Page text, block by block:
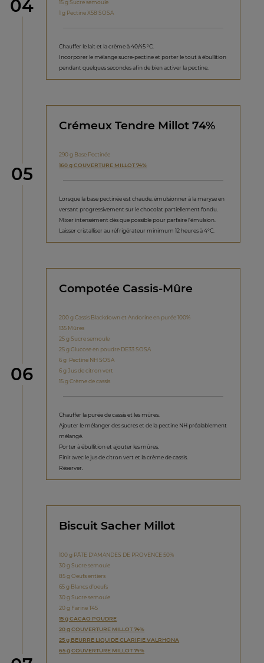
étape
04
15 g Sucre semoule
1 g Pectine X58 SOSA
Chauffer le lait et la crème à 40/45 °C.
Incorporer le mélange sucre-pectine et porter le tout à ébullition
pendant quelques secondes afin de bien activer la pectine.
étape
05
Crémeux Tendre Millot 74%
290 g Base Pectinée
160 g COUVERTURE MILLOT 74%
Lorsque la base pectinée est chaude, émulsionner à la maryse en
versant progressivement sur le chocolat partiellement fondu.
Mixer intensément dès que possible pour parfaire l'émulsion.
Laisser cristalliser au réfrigérateur minimum 12 heures à 4°C.
étape
06
Compotée Cassis-Mûre
200 g Cassis Blackdown et Andorine en purée 100%
135 Mûres
25 g Sucre semoule
25 g Glucose en poudre DE33 SOSA
6 g Pectine NH SOSA
6 g Jus de citron vert
15 g Crème de cassis
Chauffer la purée de cassis et les mûres.
Ajouter le mélanger des sucres et de la pectine NH préalablement
mélangé.
Porter à ébullition et ajouter les mûres.
Finir avec le jus de citron vert et la crème de cassis.
Réserver.
Biscuit Sacher Millot
100 g PÂTE D'AMANDES DE PROVENCE 50%
30 g Sucre semoule
85 g Oeufs entiers
65 g Blancs d'oeufs
30 g Sucre semoule
20 g Farine T45
15 g CACAO POUDRE
20 g COUVERTURE MILLOT 74%
25 g BEURRE LIQUIDE CLARIFIE VALRHONA
65 g COUVERTURE MILLOT 74%